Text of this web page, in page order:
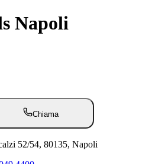
Napoli
Chiama
52/54, 80135, Napoli